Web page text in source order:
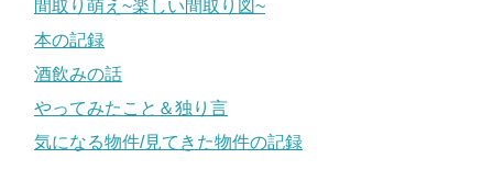
間取り萌え~楽しい間取り図~
本の記録
酒飲みの話
やってみたこと＆独り言
気になる物件/見てきた物件の記録